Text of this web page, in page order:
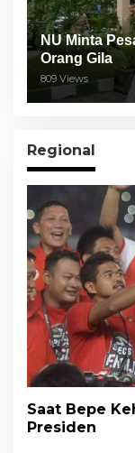
NU Minta
Orang Gila
809 Views
Regional
Saat Bepe
Presiden